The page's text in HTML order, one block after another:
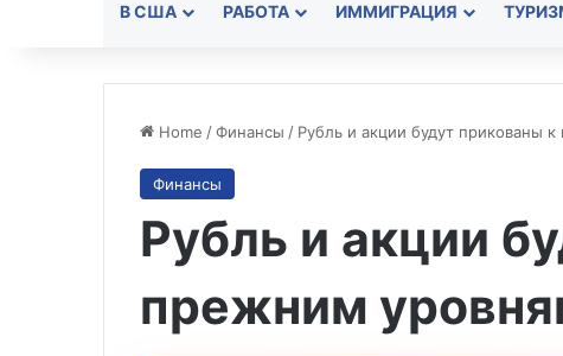
В США РАБОТА ИММИГРАЦИЯ
Home /Финансы / Рубль и акции будут прикованы
Финансы
Рубль и акции
прежним